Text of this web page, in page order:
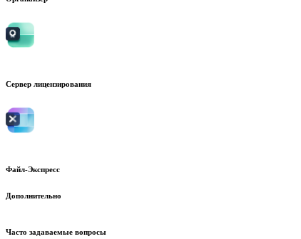
Сервер лицензирования
Файл-Экспресс
Дополнительно
Часто задаваемые вопросы